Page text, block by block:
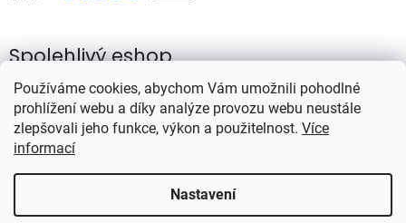
Používáme cookies, abychom Vám umožnili pohodlné
prohlížení webu a díky analýze provozu webu neustále
zlepšovali jeho funkce, výkon a použitelnost. Více
informací
Nastavení
Spolehlivý eshop
Vytvořil Shoptet